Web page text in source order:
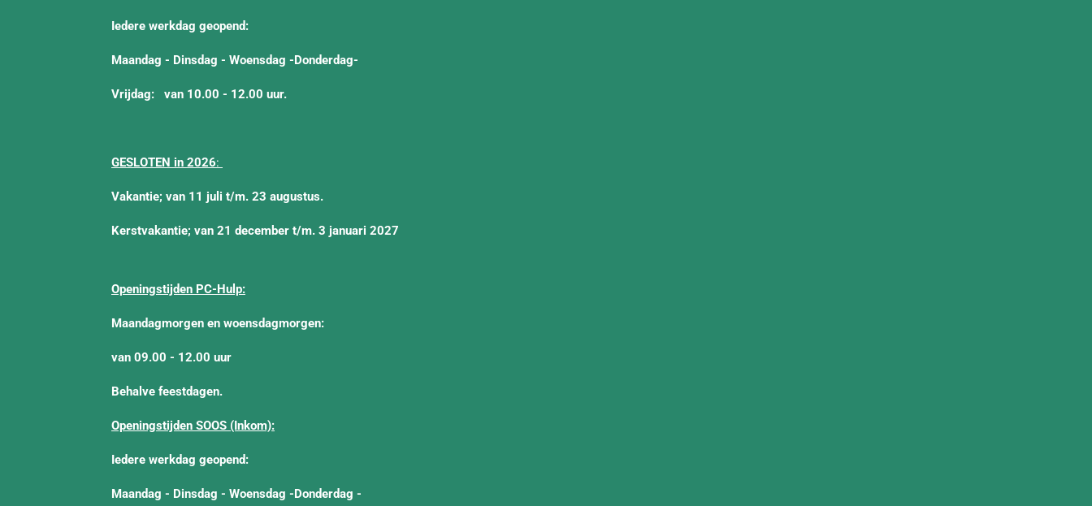
Iedere werkdag geopend:
Maandag - Dinsdag - Woensdag -Donderdag-
Vrijdag: van 10.00 - 12.00 uur.
GESLOTEN in 2026:
Vakantie; van 11 juli t/m. 23 augustus.
Kerstvakantie; van 21 december t/m. 3 januari 2027
Openingstijden PC-Hulp:
Maandagmorgen en woensdagmorgen:
van 09.00 - 12.00 uur
Behalve feestdagen.
Openingstijden SOOS (Inkom):
Iedere werkdag geopend:
Maandag - Dinsdag - Woensdag -Donderdag -